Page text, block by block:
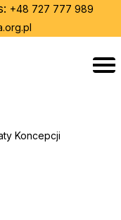
+48 727 777 989
Koncepcji